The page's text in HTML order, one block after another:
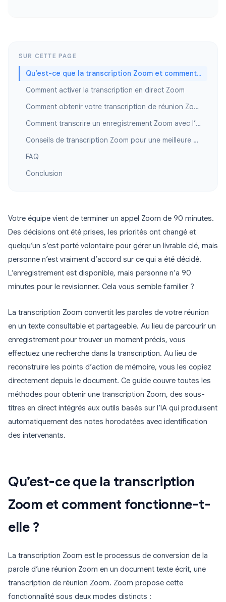
SUR CETTE PAGE
Qu’est-ce que la transcription Zoom et comment fonctionne-t-elle ?
Comment activer la transcription en direct Zoom
Comment obtenir votre transcription de réunion Zoom après la réunion
Comment transcrire un enregistrement Zoom avec l’IA
Conseils de transcription Zoom pour une meilleure précision
FAQ
Conclusion
Votre équipe vient de terminer un appel Zoom de 90 minutes.
Des décisions ont été prises, les priorités ont changé et
quelqu’un s’est porté volontaire pour gérer un livrable clé, mais
personne n’est vraiment d’accord sur ce qui a été décidé.
L’enregistrement est disponible, mais personne n’a 90
minutes pour le revisionner. Cela vous semble familier ?
La transcription Zoom convertit les paroles de votre réunion
en un texte consultable et partageable. Au lieu de parcourir un
enregistrement pour trouver un moment précis, vous
effectuez une recherche dans la transcription. Au lieu de
reconstruire les points d’action de mémoire, vous les copiez
directement depuis le document. Ce guide couvre toutes les
méthodes pour obtenir une transcription Zoom, des sous-
titres en direct intégrés aux outils basés sur l’IA qui produisent
automatiquement des notes horodatées avec identification
des intervenants.
Qu’est-ce que la transcription
Zoom et comment fonctionne-t-
elle ?
La transcription Zoom est le processus de conversion de la
parole d’une réunion Zoom en un document texte écrit, une
transcription de réunion Zoom. Zoom propose cette
fonctionnalité sous deux modes distincts :